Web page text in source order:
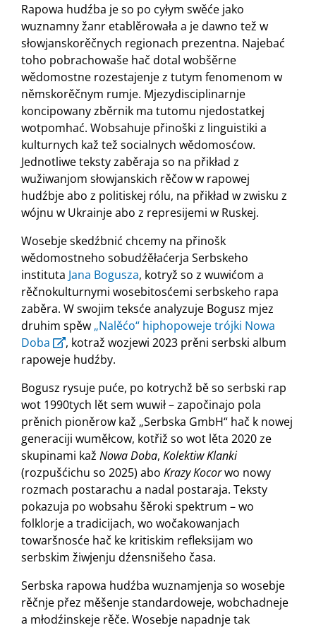
Rapowa hudźba je so po cyłym swěće jako
wuznamny žanr etablěrowała a je dawno tež w
słowjanskorěčnych regionach prezentna. Najebać
toho pobrachowaše hač dotal wobšěrne
wědomostne rozestajenje z tutym fenomenom w
němskorěčnym rumje. Mjezydisciplinarnje
koncipowany zběrnik ma tutomu njedostatkej
wotpomhać. Wobsahuje přinoški z linguistiki a
kulturnych kaž tež socialnych wědomosćow.
Jednotliwe teksty zaběraja so na přikład z
wužiwanjom słowjanskich rěčow w rapowej
hudźbje abo z politiskej rólu, na přikład w zwisku z
wójnu w Ukrainje abo z represijemi w Ruskej.
Wosebje skedźbnić chcemy na přinošk
wědomostneho sobudźěłaćerja Serbskeho
instituta Jana Bogusza, kotryž so z wuwićom a
rěčnokulturnymi wosebitosćemi serbskeho rapa
zaběra. W swojim teksće analyzuje Bogusz mjez
druhim spěw „Nalěćo“ hiphopoweje trójki Nowa
Doba
, kotraž wozjewi 2023 prěni serbski album
rapoweje hudźby.
Bogusz rysuje puće, po kotrychž bě so serbski rap
wot 1990tych lět sem wuwił – započinajo pola
prěnich pioněrow kaž „Serbska GmbH“ hač k nowej
generaciji wuměłcow, kotřiž so wot lěta 2020 ze
skupinami kaž Nowa Doba, Kolektiw Klanki
(rozpušćichu so 2025) abo Krazy Kocorwo nowy
rozmach postarachu a nadal postaraja. Teksty
pokazuja po wobsahu šěroki spektrum – wo
folklorje a tradicijach, wo wočakowanjach
towaršnosće hač ke kritiskim refleksijam wo
serbskim žiwjenju dźensnišeho časa.
Serbska rapowa hudźba wuznamjenja so wosebje
rěčnje přez měšenje standardoweje, wobchadneje
a młodźinskeje rěče. Wosebje napadnje tak